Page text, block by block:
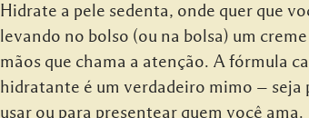
Hidrate a pele sedenta, onde quer que
levando no bolso (ou na bolsa) um
mãos que chama a atenção. A fórmula
hidratante é um verdadeiro mimo — seja
usar ou para presentear quem você ama.